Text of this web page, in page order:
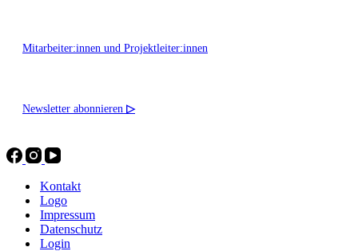
Mitarbeiter:innen und Projektleiter:innen
Newsletter abonnieren ▷
Kontakt
Logo
Impressum
Datenschutz
Login